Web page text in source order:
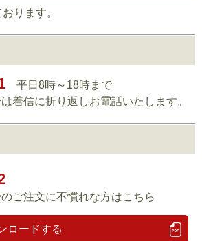
ります。
平日8時～18時まで
着信に折り返しお電話いたします。
ご注文に不慣れな方はこちら
ロードする